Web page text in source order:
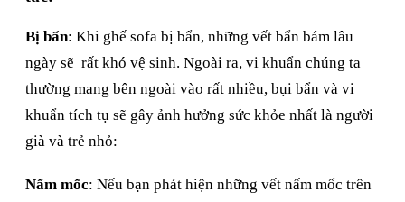
Bị bẩn: Khi ghế sofa bị bẩn, những vết bẩn bám lâu
ngày sẽ rất khó vệ sinh. Ngoài ra, vi khuẩn chúng ta
thường mang bên ngoài vào rất nhiều, bụi bẩn và vi
khuẩn tích tụ sẽ gây ảnh hưởng sức khỏe nhất là người
già và trẻ nhỏ:
Nấm mốc: Nếu bạn phát hiện những vết nấm mốc trên